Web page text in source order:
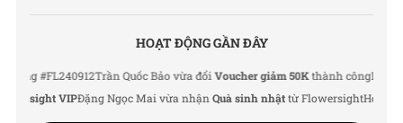
Website: https://flowersight.com/
HOẠT ĐỘNG GẦN ĐÂY
Trần Quốc Bảo vừa đổiVoucher giảm 50Kthành côngLê Thu Hà
VIPĐặng Ngọc Mai vừa nhậnQuà sinh nhật từ FlowersightHoàng Đức